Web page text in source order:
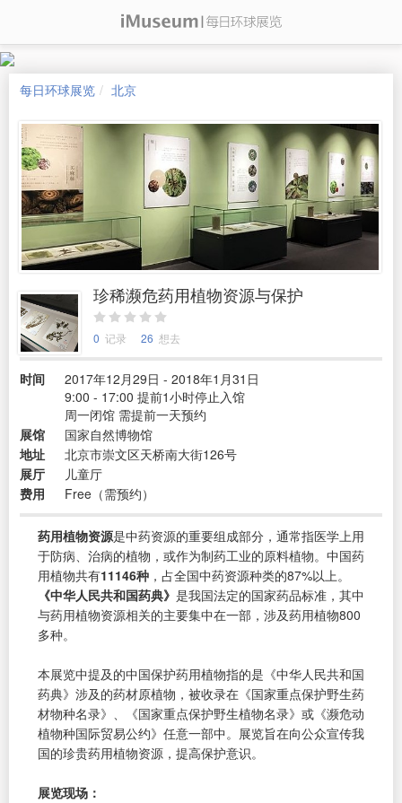
每日环球展览 北京
珍稀濒危药用植物资源与保护
0 记录 26 想去
时间
2017年12月29日 - 2018年1月31日
9:00 - 17:00 提前1小时停止入馆
周一闭馆 需提前一天预约
展馆
国家自然博物馆
地址
北京市崇文区天桥南大街126号
展厅
儿童厅
费用
Free（需预约）
药用植物资源是中药资源的重要组成部分，通常指医学上用
于防病、治病的植物，或作为制药工业的原料植物。中国药
用植物共有11146种 ，占全国中药资源种类的87%以上。
《中华人民共和国药典》 是我国法定的国家药品标准，其中
与药用植物资源相关的主要集中在一部，涉及药用植物800
多种。
本展览中提及的中国保护药用植物指的是《中华人民共和国
药典》涉及的药材原植物，被收录在《国家重点保护野生药
材物种名录》、《国家重点保护野生植物名录》或《濒危动
植物种国际贸易公约》任意一部中。展览旨在向公众宣传我
国的珍贵药用植物资源，提高保护意识。
展览现场：